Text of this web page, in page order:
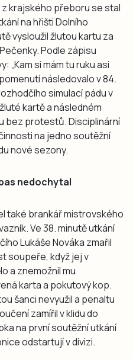
krajského přeboru se stal
na hřišti Dolního
vysloužil žlutou kartu za
Podle zápisu
„Kam si mám tu ruku asi
následovalo v 84.
simulací pádu v
kartě a následném
bez protestů. Disciplinární
na jedno soutěžní
nové sezony.
nedochytal
také brankář mistrovského
Ve 38. minutě utkání
Lukáše Nováka zmařil
soupeře, když jej v
a znemožnil mu
karta a pokutový kop.
šanci nevyužil a penaltu
zamířil v klidu do
na první soutěžní utkání
odstartují v divizi.